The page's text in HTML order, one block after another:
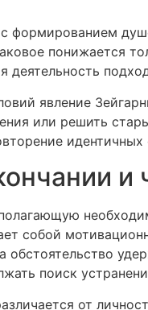
формированием
понижается
деятельность
явление
или решить
идентичных
и
собой
обстоятельство
поиск
от